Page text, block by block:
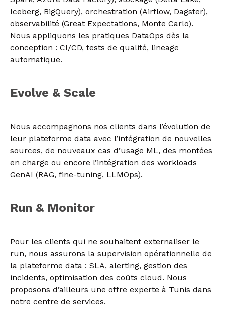
Iceberg, BigQuery), orchestration (Airflow, Dagster),
observabilité (Great Expectations, Monte Carlo).
Nous appliquons les pratiques DataOps dès la
conception : CI/CD, tests de qualité, lineage
automatique.
Evolve & Scale
Nous accompagnons nos clients dans l’évolution de
leur plateforme data avec l’intégration de nouvelles
sources, de nouveaux cas d’usage ML, des montées
en charge ou encore l’intégration des workloads
GenAI (RAG, fine-tuning, LLMOps).
Run & Monitor
Pour les clients qui ne souhaitent externaliser le
run, nous assurons la supervision opérationnelle de
la plateforme data : SLA, alerting, gestion des
incidents, optimisation des coûts cloud. Nous
proposons d’ailleurs une offre experte à Tunis dans
notre centre de services.